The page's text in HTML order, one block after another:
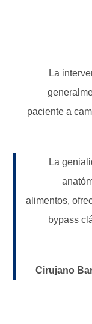
La
paciente a
«La
alimentos,
bypass
Cirujano